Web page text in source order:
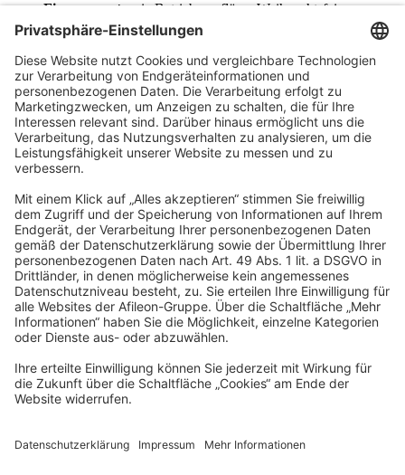
Firmeneventswie Betriebsausflüge, Weihnachtsfeiern,
Teamevents bis hin zu Sportveranstaltungen
Zusatzleistungen: Eine betriebliche Altersvorsorge über
unser internes Versorgungswerk und eine
Krankenzusatzversicherung
Vielfältige Netzwerke:Profitiere von unserem
unternehmensübergreifenden Austausch und wachse mit uns
Werde Teil des
Du möchtest in einer innovativen, digitalisierten Gruppe für
Steuerberatung, Wirtschaftsprüfung und Rechtsberatung arbeiten
und dabei aktiv zum Wachstum beitragen? Dann bist Du hier genau
richtig!
Bei uns sind alle Menschen willkommen - unabhängig von
Geschlecht, Nationalität, ethnischer und sozialer Herkunft,
Religion/Weltanschauung, Behinderung, Alter sowie sexueller
Orientierung.
Jetzt bewerben
Dein persönlicher Kontakt
Personalabteilung